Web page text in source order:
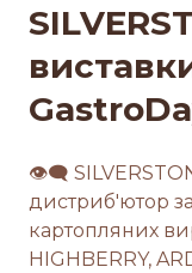
👁‍🗨
дистриб'ютор
картопляних
HIGHBERRY,